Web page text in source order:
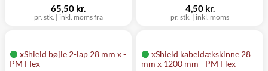
pr. stk. | inkl. moms fra
65,50 kr.
pr. stk. | inkl. moms
4,50 kr.
xShield bøjle 2-lap 28 mm x -
PM Flex
xShield kabeldækskinne 28
mm x 1200 mm - PM Flex